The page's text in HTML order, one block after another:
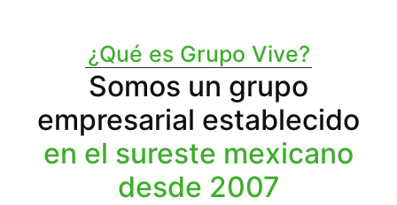
¿Qué es Grupo Vive?
Somos un grupo
empresarial establecido
en el sureste mexicano
desde 2007